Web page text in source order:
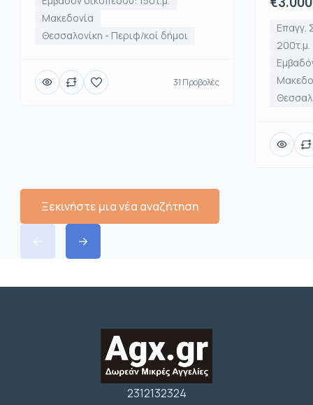
Μακεδονία
Θεσσαλονίκη - Περιφ/κοί δήμοι
31 Προβολές
Επαγγ.
200τ.μ.
Ξεκινήστε μια νέα αναζήτηση
2312132324